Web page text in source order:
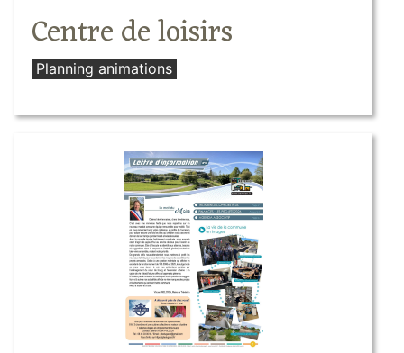
Centre de loisirs
Planning animations